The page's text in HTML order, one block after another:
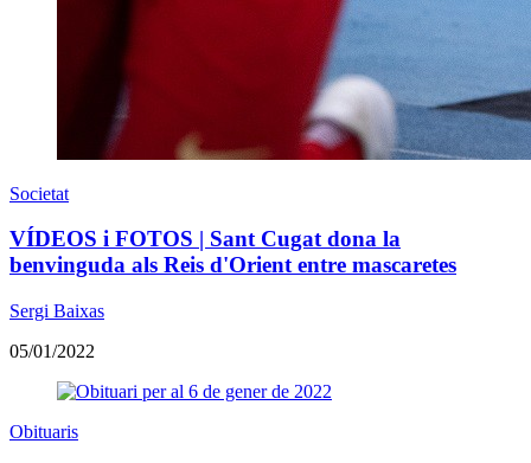
Societat
VÍDEOS i FOTOS | Sant Cugat dona la
benvinguda als Reis d'Orient entre mascaretes
Sergi Baixas
05/01/2022
Obituaris